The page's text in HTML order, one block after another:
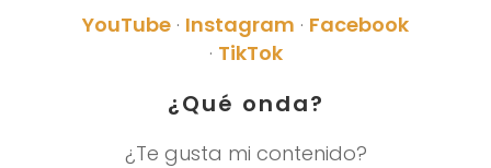
YouTube · Instagram · Facebook
· TikTok
¿Qué onda?
¿Te gusta mi contenido?